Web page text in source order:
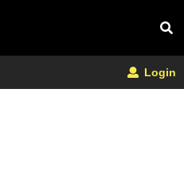
Login